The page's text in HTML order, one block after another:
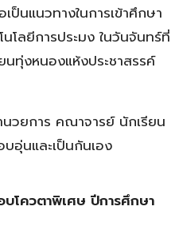
ป็นแนวทางในการเข้าศึกษา
โลยีการประมง ในวันจันทร์ที่
ทุ่งหนองแห้งประชาสรรค์
วยการ คณาจารย์ นักเรียน
อุ่นและเป็นกันเอง
โควตาพิเศษ ปีการศึกษา